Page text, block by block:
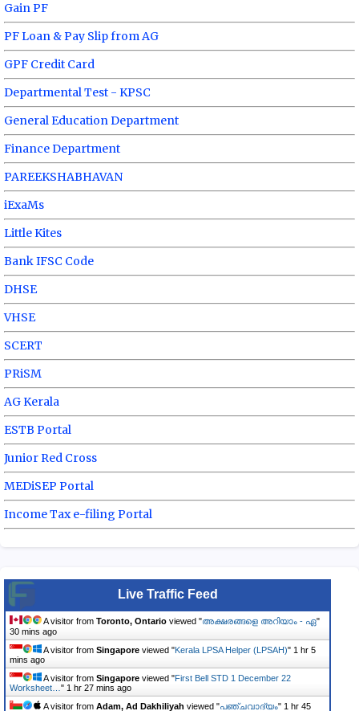
Gain PF
PF Loan & Pay Slip from AG
GPF Credit Card
Departmental Test - KPSC
General Education Department
Finance Department
PAREEKSHABHAVAN
iExaMs
Little Kites
Bank IFSC Code
DHSE
VHSE
SCERT
PRiSM
AG Kerala
ESTB Portal
Junior Red Cross
MEDiSEP Portal
Income Tax e-filing Portal
Live Traffic Feed
A visitor from Toronto, Ontario viewed "അക്ഷരങ്ങളെ അറിയാം - ഏ"
30 mins ago
A visitor from Singapore viewed "Kerala LPSA Helper (LPSAH)" 1 hr 5
mins ago
A visitor from Singapore viewed "First Bell STD 1 December 22
Worksheet… " 1 hr 27 mins ago
A visitor from Adam, Ad Dakhiliyah viewed "പഞ്ചവാദ്യം" 1 hr 45